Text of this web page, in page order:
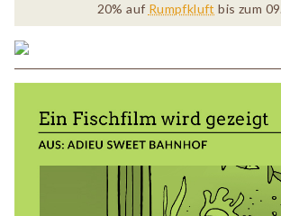
20% auf Rumpfkluft bis zum